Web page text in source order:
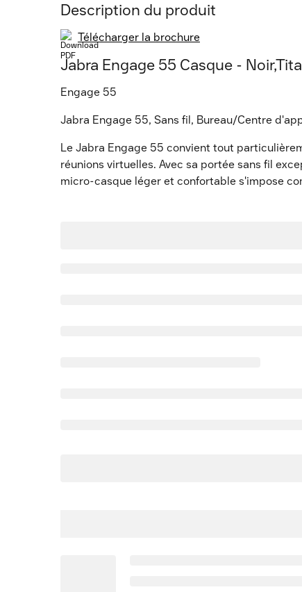
Description du produit
Télécharger la brochure
Jabra Engage 55 Casque -
Engage 55
Jabra Engage 55, Sans fil, Bureau/Centre
Le Jabra Engage 55 convient tout
réunions virtuelles. Avec sa portée sans fil
micro-casque léger et confortable s'impose